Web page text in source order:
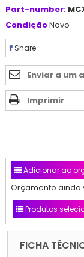
Part-number:
CondiçãoNovo
Share
Enviar a um
Imprimir
Adicionar ao
Orçamento ainda
Produtos
FICHA